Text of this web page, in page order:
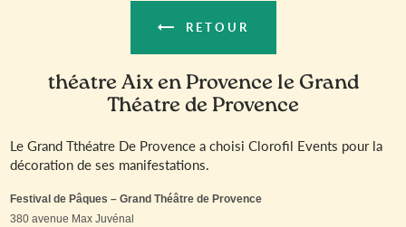
RETOUR
théatre Aix en Provence le Grand
Théatre de Provence
Le Grand Tthéatre De Provence a choisi Clorofil Events pour la
décoration de ses manifestations.
Festival de Pâques – Grand Théâtre de Provence
380 avenue Max Juvénal